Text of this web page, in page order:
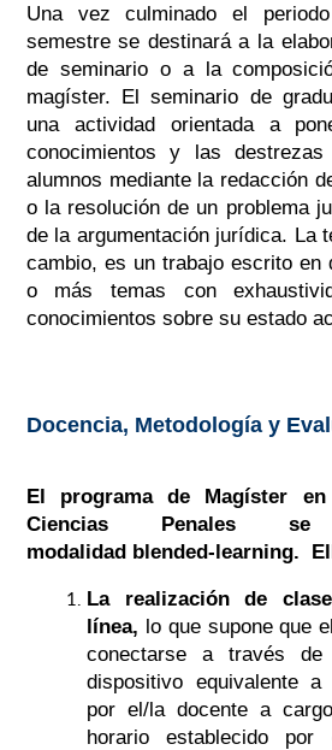
Una vez culminado el
semestre se destinará a la
de seminario o a la
magíster. El seminario de
una actividad orientada a
conocimientos y las
alumnos mediante la redacción
o la resolución de un problema
de la argumentación jurídica. La
cambio, es un trabajo escrito en
o más temas con
conocimientos sobre su estado
Docencia, Metodología y
El programa de Magíster
Ciencias Penales
modalidad blended-learning.
La realización de
línea, lo que supone que
conectarse a través de
dispositivo equivalente
por el/la docente a
horario establecido por